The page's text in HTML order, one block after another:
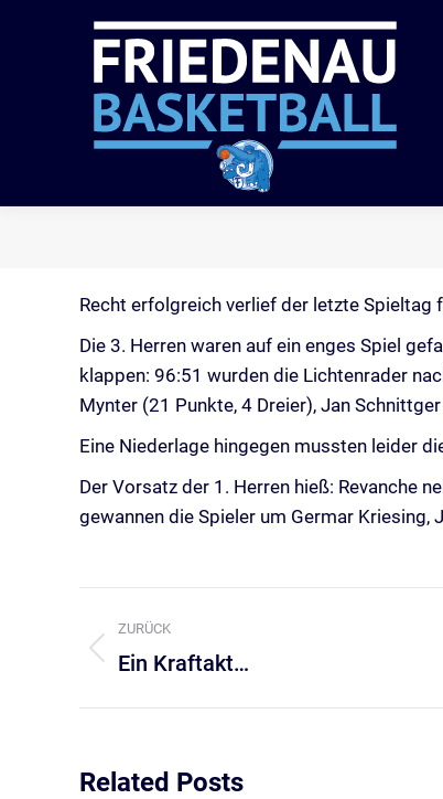
Recht erfolgreich verlief der letzte Spieltag
Die 3. Herren waren auf ein enges Spiel
klappen: 96:51 wurden die Lichtenrader
Mynter (21 Punkte, 4 Dreier), Jan
Eine Niederlage hingegen mussten leider
Der Vorsatz der 1. Herren hieß: Revanche
gewannen die Spieler um Germar Kriesing,
Kommentarnavigation
ZURÜCK
Vorheriger
Ein Kraftakt…
Related Posts